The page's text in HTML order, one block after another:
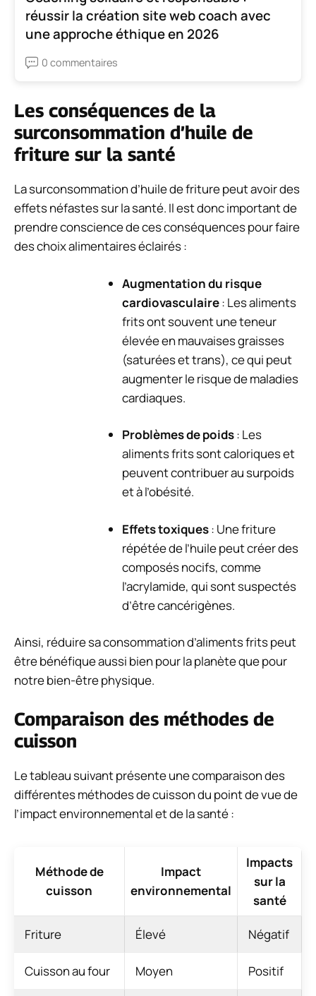
réussir la création site web coach avec
une approche éthique en 2026
0 commentaires
Les conséquences de la
surconsommation d’huile de
friture sur la santé
La surconsommation d’huile de friture peut avoir des
effets néfastes sur la santé. Il est donc important de
prendre conscience de ces conséquences pour faire
des choix alimentaires éclairés :
Augmentation du risque
cardiovasculaire: Les aliments
frits ont souvent une teneur
élevée en mauvaises graisses
(saturées et trans), ce qui peut
augmenter le risque de maladies
cardiaques.
Problèmes de poids: Les
aliments frits sont caloriques et
peuvent contribuer au surpoids
et à l’obésité.
Effets toxiques: Une friture
répétée de l’huile peut créer des
composés nocifs, comme
l’acrylamide, qui sont suspectés
d’être cancérigènes.
Ainsi, réduire sa consommation d’aliments frits peut
être bénéfique aussi bien pour la planète que pour
notre bien-être physique.
Comparaison des méthodes de
cuisson
Le tableau suivant présente une comparaison des
différentes méthodes de cuisson du point de vue de
l’impact environnemental et de la santé :
Méthode de
cuisson
Impact
environnemental
Impacts
sur la
santé
Friture Élevé Négatif
Cuisson au four Moyen Positif